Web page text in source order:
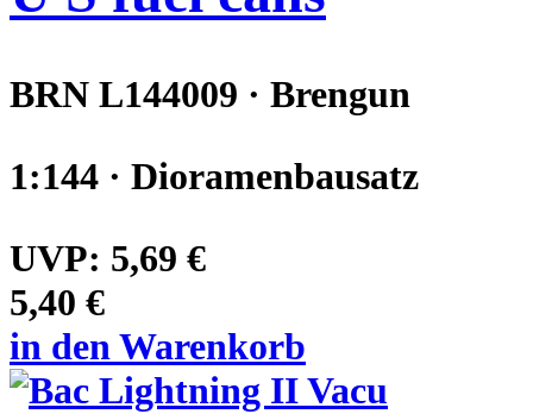
BRN L144009 · Brengun
1:144 · Dioramenbausatz
UVP: 5,69 €
5,40 €
in den Warenkorb